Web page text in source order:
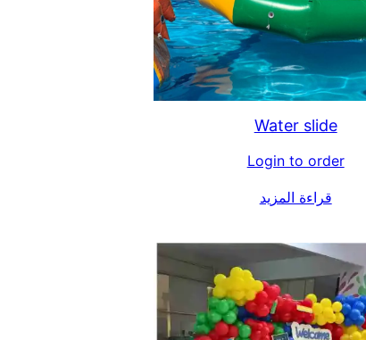
Water slide
Login to order
قراءة المزيد